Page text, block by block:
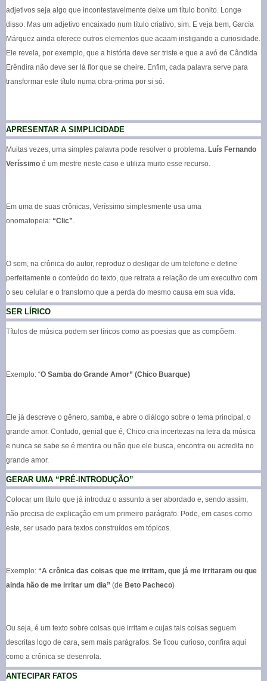
adjetivos seja algo que incontestavelmente deixe um título bonito. Longe
disso. Mas um adjetivo encaixado num título criativo, sim. E veja bem, García
Márquez ainda oferece outros elementos que acaam instigando a curiosidade.
Ele revela, por exemplo, que a história deve ser triste e que a avó de Cândida
Erêndira não deve ser lá flor que se cheire. Enfim, cada palavra serve para
transformar este título numa obra-prima por si só.
APRESENTAR A SIMPLICIDADE
Muitas vezes, uma simples palavra pode resolver o problema. Luís Fernando
Veríssimo é um mestre neste caso e utiliza muito esse recurso.
Em uma de suas crônicas, Veríssimo simplesmente usa uma
onomatopeia: “Clic”
O som, na crônica do autor, reproduz o desligar de um telefone e define
perfeitamente o conteúdo do texto, que retrata a relação de um executivo com
o seu celular e o transtorno que a perda do mesmo causa em sua vida.
SER LÍRICO
Títulos de música podem ser líricos como as poesias que as compõem.
Exemplo: “O Samba do Grande Amor” (Chico Buarque)
Ele já descreve o gênero, samba, e abre o diálogo sobre o tema principal, o
grande amor. Contudo, genial que é, Chico cria incertezas na letra da música
e nunca se sabe se é mentira ou não que ele busca, encontra ou acredita no
grande amor.
GERAR UMA “PRÉ-INTRODUÇÃO”
Colocar um título que já introduz o assunto a ser abordado e, sendo assim,
não precisa de explicação em um primeiro parágrafo. Pode, em casos como
este, ser usado para textos construídos em tópicos.
Exemplo: “A crônica das coisas que me irritam, que já me irritaram ou que
ainda hão de me irritar um dia” (de Beto Pacheco)
Ou seja, é um texto sobre coisas que irritam e cujas tais coisas seguem
descritas logo de cara, sem mais parágrafos. Se ficou curioso, confira aqui
como a crônica se desenrola.
ANTECIPAR FATOS